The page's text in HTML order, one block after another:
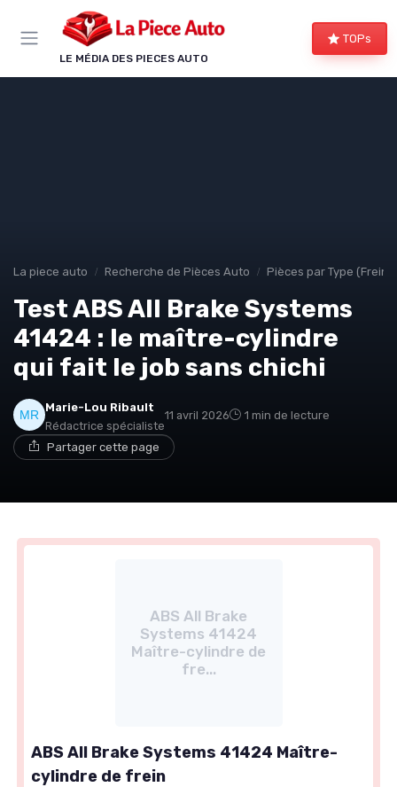
LE MÉDIA DES PIECES AUTO
TOPs
La piece auto Recherche de Pièces Auto Pièces par Type
Test ABS All Brake Systems
41424 : le maître-cylindre
qui fait le job sans chichi
Marie-Lou Ribault
Rédactrice spécialiste
11 avril 2026 1 min de lecture
Partager cette page
ABS All Brake
Systems 41424
Maître-cylindre de
fre...
ABS All Brake Systems 41424 Maître-
cylindre de frein
Panneau de gestion des cookies